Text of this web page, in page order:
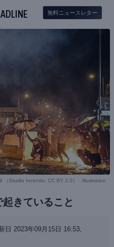
無料ニュースレター
（ Studio Incendo, CC BY 2.0 ） , Illustration
きていること
日 2023年09月15日 16:53,